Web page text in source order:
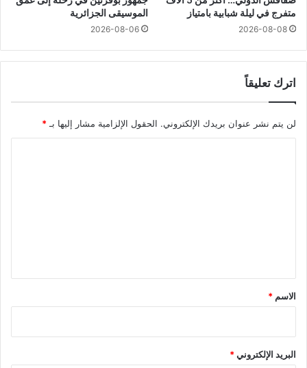
متفرج في ليلة شبابية بامتياز
2026-08-08
الموسيقى الجزائرية
2026-08-06
اترك تعليقاً
لن يتم نشر عنوان بريدك الإلكتروني. الحقول الإلزامية مشار إليها بـ *
*
الاسم *
البريد الإلكتروني*